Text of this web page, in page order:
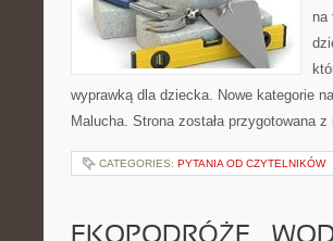
na
wyprawką dla dziecka. Nowe kategorie
Malucha. Strona została przygotowana
CATEGORIES: PYTANIA OD CZYTELNIKÓW